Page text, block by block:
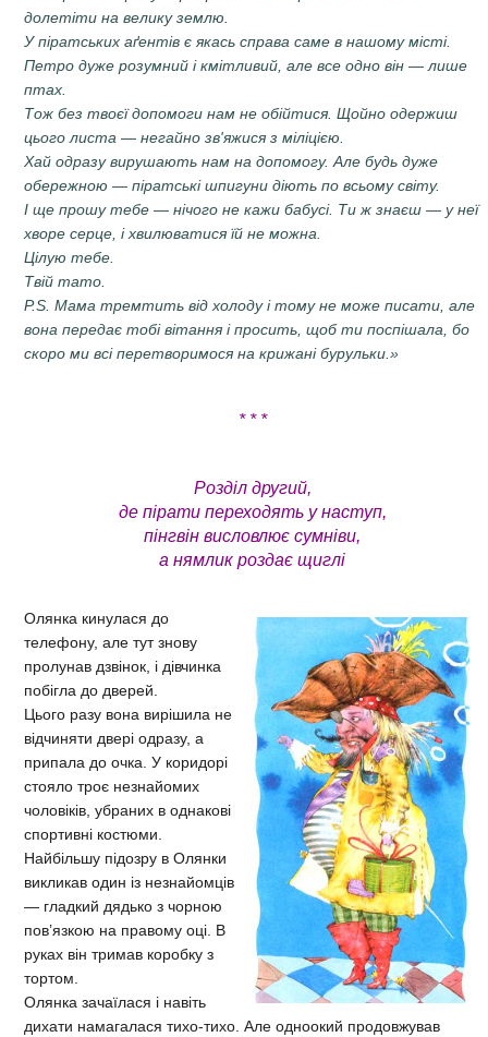
долетіти на велику землю.
У піратських аґентів є якась справа саме в нашому місті.
Петро дуже розумний і кмітливий, але все одно він — лише
птах.
Тож без твоєї допомоги нам не обійтися. Щойно одержиш
цього листа — негайно зв'яжися з міліцією.
Хай одразу вирушають нам на допомогу. Але будь дуже
обережною — піратські шпигуни діють по всьому світу.
І ще прошу тебе — нічого не кажи бабусі. Ти ж знаєш — у неї
хворе серце, і хвилюватися їй не можна.
Цілую тебе.
Твій тато.
P.S. Мама тремтить від холоду і тому не може писати, але
вона передає тобі вітання і просить, щоб ти поспішала, бо
скоро ми всі перетворимося на крижані бурульки.»
* * *
Розділ другий,
де пірати переходять у наступ,
пінгвін висловлює сумніви,
а нямлик роздає щиглі
Олянка кинулася до
телефону, але тут знову
пролунав дзвінок, і дівчинка
побігла до дверей.
Цього разу вона вирішила не
відчиняти двері одразу, а
припала до очка. У коридорі
стояло троє незнайомих
чоловіків, убраних в однакові
спортивні костюми.
Найбільшу підозру в Олянки
викликав один із незнайомців
— гладкий дядько з чорною
пов’язкою на правому оці. В
руках він тримав коробку з
тортом.
Олянка зачаїлася і навіть
дихати намагалася тихо-тихо. Але одноокий продовжував